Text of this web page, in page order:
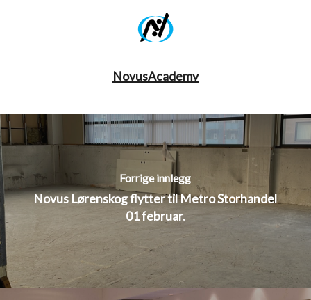
NovusAcademy
Forrige innlegg
Novus Lørenskog flytter til Metro Storhandel
01 februar.